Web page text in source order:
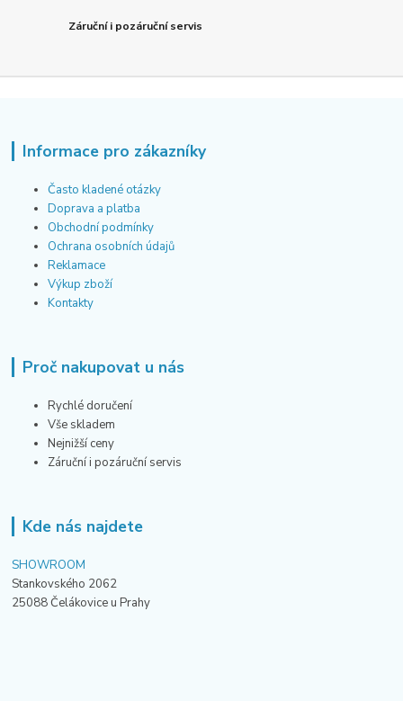
Záruční i pozáruční servis
Informace pro zákazníky
Často kladené otázky
Doprava a platba
Obchodní podmínky
Ochrana osobních údajů
Reklamace
Výkup zboží
Kontakty
Proč nakupovat u nás
Rychlé doručení
Vše skladem
Nejnižší ceny
Záruční i pozáruční servis
Kde nás najdete
SHOWROOM
Stankovského 2062
25088 Čelákovice u Prahy